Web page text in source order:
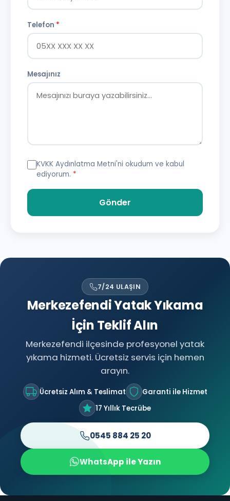
Telefon *
Mesajınız
KVKK Aydınlatma Metni'ni okudum ve kabul
ediyorum. *
Gönder
7/24 ULAŞIN
Merkezefendi Yatak Yıkama
İçin Teklif Alın
Merkezefendi ilçesinde profesyonel yatak
yıkama hizmeti. Ücretsiz servis için hemen
arayın.
Ücretsiz Alım & Teslimat
Garanti ile Hizmet
17 Yıllık Tecrübe
0545 884 25 20
WhatsApp ile Yazın